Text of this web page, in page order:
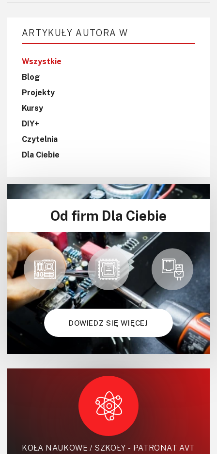
ARTYKUŁY AUTORA W
Wszystkie
Blog
Projekty
Kursy
DIY+
Czytelnia
Dla Ciebie
Od firm Dla Ciebie
DOWIEDZ SIĘ WIĘCEJ
KOŁA NAUKOWE / SZKOŁY - PATRONAT AVT